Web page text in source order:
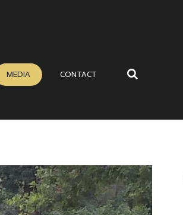
MEDIA CONTACT